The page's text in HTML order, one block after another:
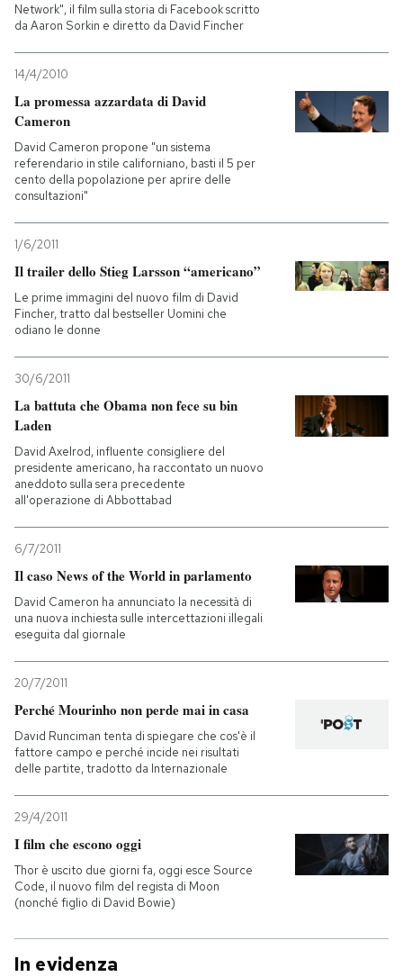
Network", il film sulla storia di Facebook scritto
da Aaron Sorkin e diretto da David Fincher
14/4/2010
La promessa azzardata di David
Cameron
David Cameron propone "un sistema
referendario in stile californiano, basti il 5 per
cento della popolazione per aprire delle
consultazioni"
1/6/2011
Il trailer dello Stieg Larsson “americano”
Le prime immagini del nuovo film di David
Fincher, tratto dal bestseller Uomini che
odiano le donne
30/6/2011
La battuta che Obama non fece su bin
Laden
David Axelrod, influente consigliere del
presidente americano, ha raccontato un nuovo
aneddoto sulla sera precedente
all'operazione di Abbottabad
6/7/2011
Il caso News of the World in parlamento
David Cameron ha annunciato la necessità di
una nuova inchiesta sulle intercettazioni illegali
eseguita dal giornale
20/7/2011
Perché Mourinho non perde mai in casa
David Runciman tenta di spiegare che cos'è il
fattore campo e perché incide nei risultati
delle partite, tradotto da Internazionale
29/4/2011
I film che escono oggi
Thor è uscito due giorni fa, oggi esce Source
Code, il nuovo film del regista di Moon
(nonché figlio di David Bowie)
In evidenza